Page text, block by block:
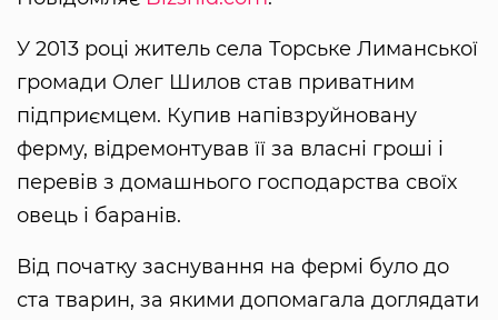
У 2013 році житель села Торське Лиманської
громади Олег Шилов став приватним
підприємцем. Купив напівзруйновану
ферму, відремонтував її за власні гроші і
перевів з домашнього господарства своїх
овець і баранів.
Від початку заснування на фермі було до
ста тварин, за якими допомагала доглядати